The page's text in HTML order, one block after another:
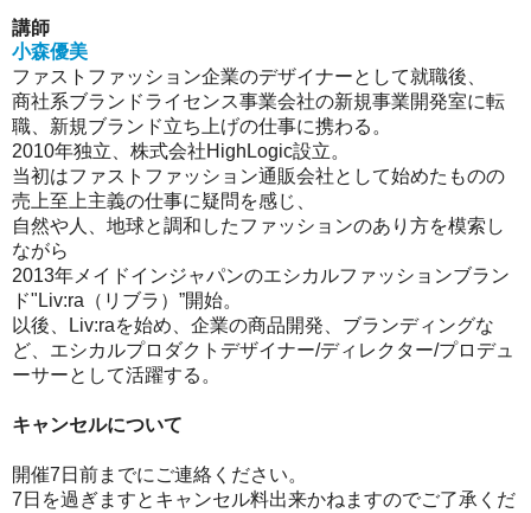
講師
小森優美
ファストファッション企業のデザイナーとして就職後、
商社系ブランドライセンス事業会社の新規事業開発室に転
職、新規ブランド立ち上げの仕事に携わる。
2010年独立、株式会社HighLogic設立。
当初はファストファッション通販会社として始めたものの
売上至上主義の仕事に疑問を感じ、
自然や人、地球と調和したファッションのあり方を模索し
ながら
2013年メイドインジャパンのエシカルファッションブラン
ド"Liv:ra（リブラ）”開始。
以後、Liv:raを始め、企業の商品開発、ブランディングな
ど、エシカルプロダクトデザイナー/ディレクター/プロデュ
ーサーとして活躍する。
キャンセルについて
開催7日前までにご連絡ください。
7日を過ぎますとキャンセル料出来かねますのでご了承くだ